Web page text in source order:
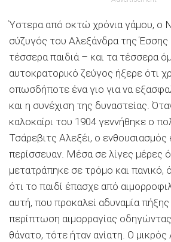
Ύστερα από οκτώ χρόνια γάμου, ο
σύζυγός του Αλεξάνδρα της Έσσης
τέσσερα παιδιά – και τα τέσσερα
αυτοκρατορικό ζεύγος ήξερε ότι
οπωσδήποτε ένα γιο για να
και η συνέχιση της δυναστείας.
καλοκαίρι του 1904 γεννήθηκε ο
Τσάρεβιτς Αλεξέι, ο ενθουσιασμός
περίσσευαν. Μέσα σε λίγες μέρες
μετατράπηκε σε τρόμο και πανικό,
ότι το παιδί έπασχε από
αυτή, που προκαλεί αδυναμία
περίπτωση αιμορραγίας
θάνατο, τότε ήταν ανίατη. Ο μικρός